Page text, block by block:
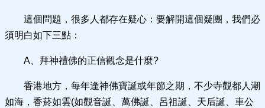
這個問題，很多人都存在疑心：要解開這個疑團，我們必
須明白如下三點：
A、拜神禮佛的正信觀念是什麼?
香港地方，每年逢神佛寶誕或年節之期，不少寺觀都人潮
如海，香菸如雲(如觀音誕、萬佛誕、呂祖誕、天后誕、車公